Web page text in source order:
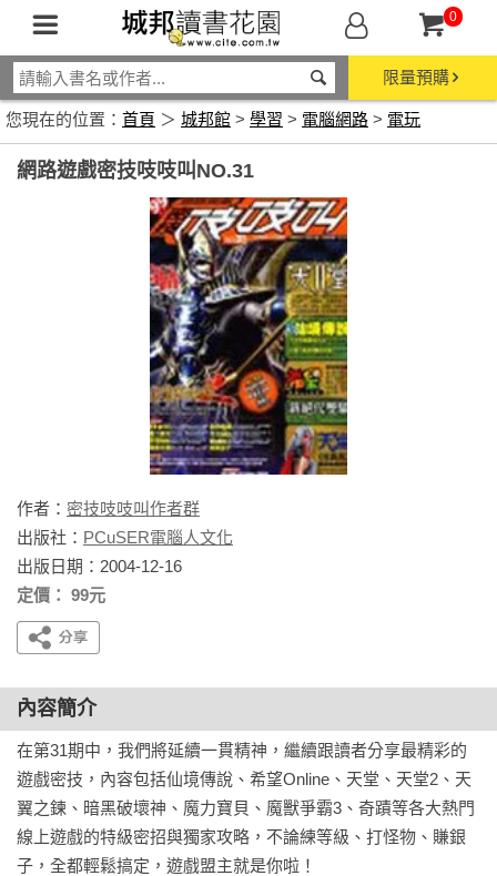
0
限量預購
您現在的位置： 首頁 ＞ 城邦館 > 學習 > 電腦網路 > 電玩
網路遊戲密技吱吱叫NO.31
作者： 密技吱吱叫作者群
出版社： PCuSER電腦人文化
出版日期：2004-12-16
定價： 99元
內容簡介
在第31期中，我們將延續一貫精神，繼續跟讀者分享最精彩的
遊戲密技，內容包括仙境傳說、希望Online、天堂、天堂2、天
翼之鍊、暗黑破壞神、魔力寶貝、魔獸爭霸3、奇蹟等各大熱門
線上遊戲的特級密招與獨家攻略，不論練等級、打怪物、賺銀
子，全都輕鬆搞定，遊戲盟主就是你啦！